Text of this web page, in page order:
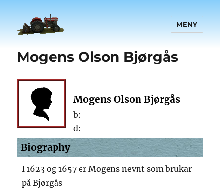
MENY
Mogens Olson Bjørgås
Mogens Olson Bjørgås
b:
d:
Biography
I 1623 og 1657 er Mogens nevnt som brukar
på Bjørgås